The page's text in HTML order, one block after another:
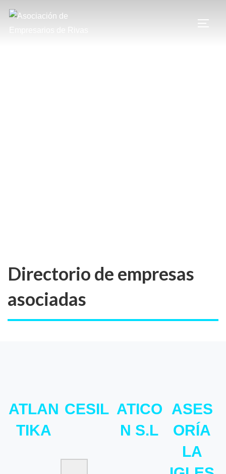
Directorio de empresas
asociadas
ATLAN
TIKA
CESIL ATICO
N S.L
ASES
ORÍA
LA